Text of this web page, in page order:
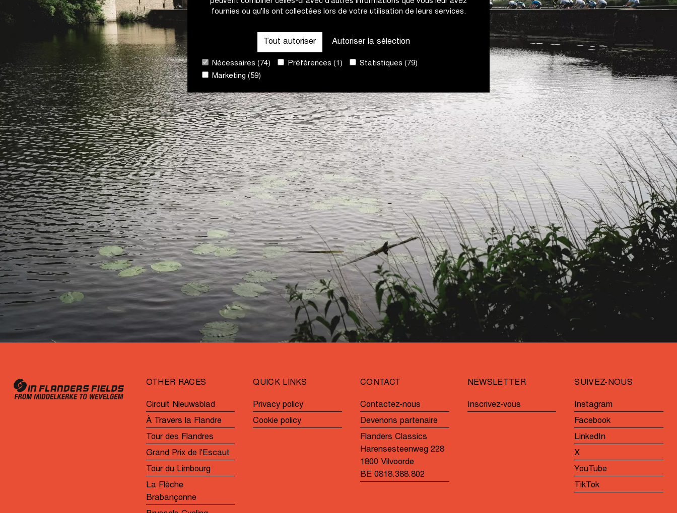
fournies ou qu'ils ont collectées lors de votre utilisation de leurs services.
Tout autoriser Autoriser la sélection
Nécessaires (74) Préférences (1)
Statistiques (79)
Marketing (59)
OTHER RACES
Circuit Nieuwsblad
À Travers la Flandre
Tour des Flandres
Grand Prix de l'Escaut
Tour du Limbourg
La Flèche
Brabançonne
QUICK LINKS
Privacy policy
Cookie policy
CONTACT
Contactez-nous
Devenons partenaire
Flanders Classics
Harensesteenweg 228
1800 Vilvoorde
BE 0818.388.802
NEWSLETTER
Inscrivez-vous
SUIVEZ-NOUS
Instagram
Facebook
LinkedIn
X
YouTube
TikTok